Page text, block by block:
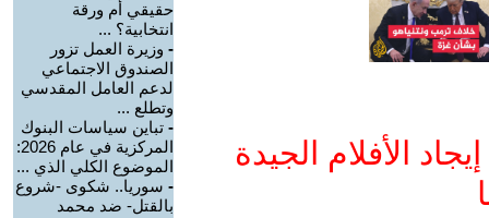
الأفلام الجيدة
حقيقي أم ورقة
انتخابية؟ ...
- وزيرة العمل تزور
الصندوق الاجتماعي
لدعم العامل المقدسي
وتطلع ...
- تباين سياسات البنوك
المركزية في عام 2026:
الموضوع الكلي الذي ...
- سوريا.. شكوى -شروع
بالقتل- ضد محمد